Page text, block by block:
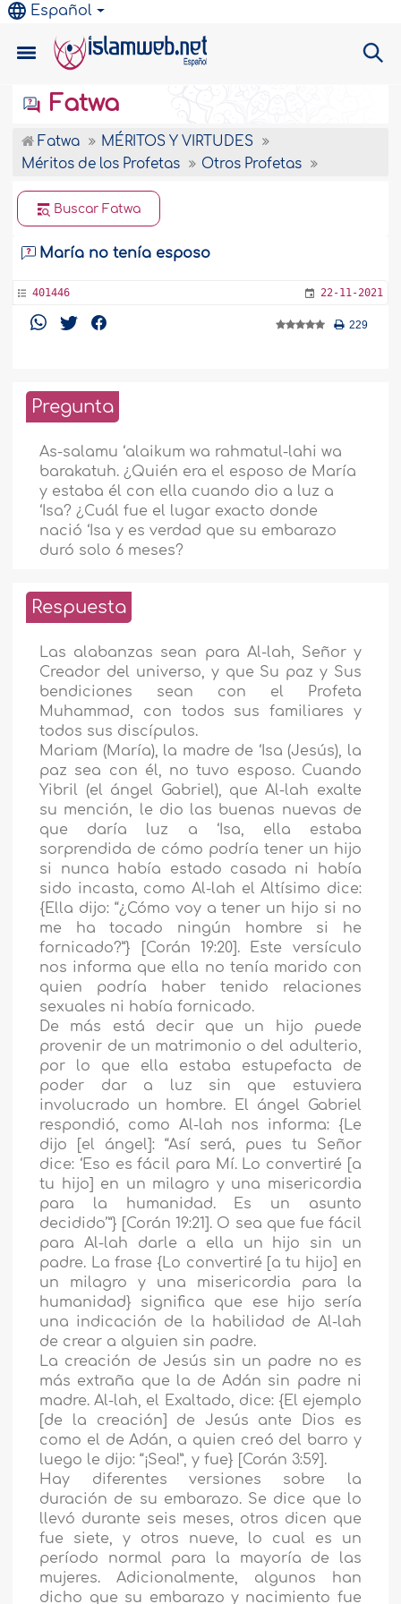
Español
Fatwa
Fatwa
MÉRITOS Y VIRTUDES
Méritos de los Profetas
Otros Profetas
Buscar Fatwa
María no tenía esposo
401446 22-11-2021
229
Pregunta
As-salamu ‘alaikum wa rahmatul-lahi wa
barakatuh. ¿Quién era el esposo de María
y estaba él con ella cuando dio a luz a
‘Isa? ¿Cuál fue el lugar exacto donde
nació ‘Isa y es verdad que su embarazo
duró solo 6 meses?
Respuesta
Las alabanzas sean para Al-lah, Señor y
Creador del universo, y que Su paz y Sus
bendiciones sean con el Profeta
Muhammad, con todos sus familiares y
todos sus discípulos.
Mariam (María), la madre de ‘Isa (Jesús), la
paz sea con él, no tuvo esposo. Cuando
Yibril (el ángel Gabriel), que Al-lah exalte
su mención, le dio las buenas nuevas de
que daría luz a ‘Isa, ella estaba
sorprendida de cómo podría tener un hijo
si nunca había estado casada ni había
sido incasta, como Al-lah el Altísimo dice:
{Ella dijo: “¿Cómo voy a tener un hijo si no
me ha tocado ningún hombre si he
fornicado?”} [Corán 19:20]. Este versículo
nos informa que ella no tenía marido con
quien podría haber tenido relaciones
sexuales ni había fornicado.
De más está decir que un hijo puede
provenir de un matrimonio o del adulterio,
por lo que ella estaba estupefacta de
poder dar a luz sin que estuviera
involucrado un hombre. El ángel Gabriel
respondió, como Al-lah nos informa: {Le
dijo [el ángel]: “Así será, pues tu Señor
dice: ‘Eso es fácil para Mí. Lo convertiré [a
tu hijo] en un milagro y una misericordia
para la humanidad. Es un asunto
decidido’”} [Corán 19:21]. O sea que fue fácil
para Al-lah darle a ella un hijo sin un
padre. La frase {Lo convertiré [a tu hijo] en
un milagro y una misericordia para la
humanidad} significa que ese hijo sería
una indicación de la habilidad de Al-lah
de crear a alguien sin padre.
La creación de Jesús sin un padre no es
más extraña que la de Adán sin padre ni
madre. Al-lah, el Exaltado, dice: {El ejemplo
[de la creación] de Jesús ante Dios es
como el de Adán, a quien creó del barro y
luego le dijo: “¡Sea!”, y fue} [Corán 3:59].
Hay diferentes versiones sobre la
duración de su embarazo. Se dice que lo
llevó durante seis meses, otros dicen que
fue siete, y otros nueve, lo cual es un
período normal para la mayoría de las
mujeres. Adicionalmente, algunos han
dicho que su embarazo y nacimiento fue